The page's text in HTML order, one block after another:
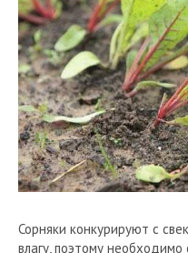
Сорняки конкурируют с
влагу, поэтому